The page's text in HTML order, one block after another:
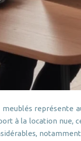
représente
à la location nue,